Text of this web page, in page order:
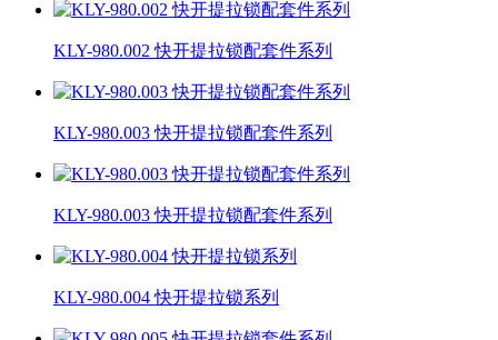
KLY-980.002 快开提拉锁配套件系列
KLY-980.003 快开提拉锁配套件系列
KLY-980.003 快开提拉锁配套件系列
KLY-980.004 快开提拉锁系列